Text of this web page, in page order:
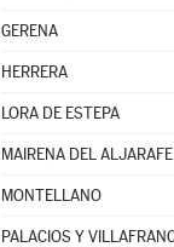
GERENA
HERRERA
LORA DE ESTEPA
MAIRENA DEL ALJARAFE
MONTELLANO